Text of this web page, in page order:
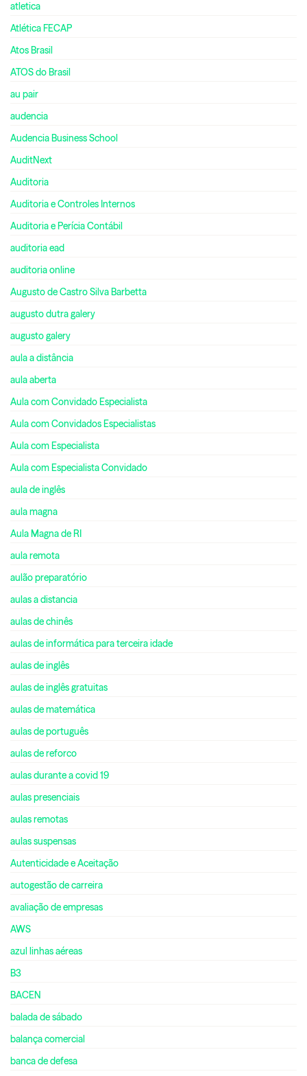
atletica
Atlética FECAP
Atos Brasil
ATOS do Brasil
au pair
audencia
Audencia Business School
AuditNext
Auditoria
Auditoria e Controles Internos
Auditoria e Perícia Contábil
auditoria ead
auditoria online
Augusto de Castro Silva Barbetta
augusto dutra galery
augusto galery
aula a distância
aula aberta
Aula com Convidado Especialista
Aula com Convidados Especialistas
Aula com Especialista
Aula com Especialista Convidado
aula de inglês
aula magna
Aula Magna de RI
aula remota
aulão preparatório
aulas a distancia
aulas de chinês
aulas de informática para terceira idade
aulas de inglês
aulas de inglês gratuitas
aulas de matemática
aulas de português
aulas de reforco
aulas durante a covid 19
aulas presenciais
aulas remotas
aulas suspensas
Autenticidade e Aceitação
autogestão de carreira
avaliação de empresas
AWS
azul linhas aéreas
B3
BACEN
balada de sábado
balança comercial
banca de defesa